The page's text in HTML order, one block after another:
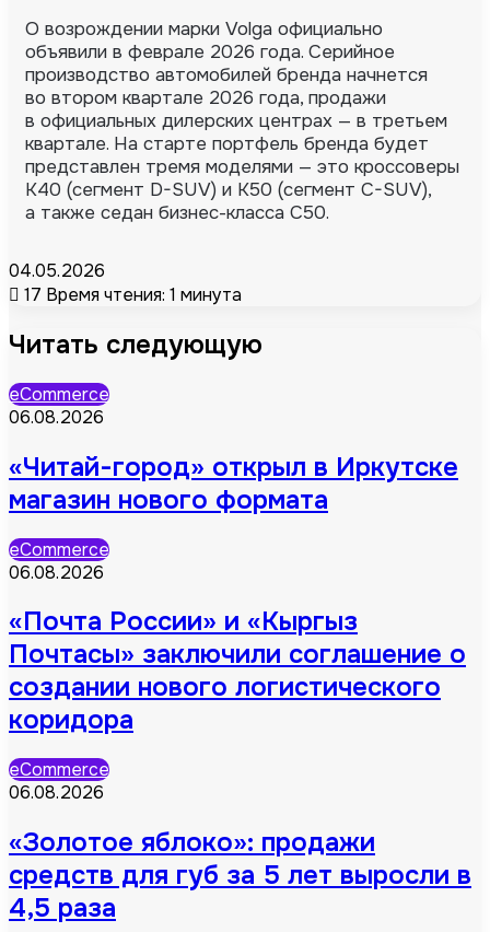
О возрождении марки Volga официально
объявили в феврале 2026 года. Серийное
производство автомобилей бренда начнется
во втором квартале 2026 года, продажи
в официальных дилерских центрах — в третьем
квартале. На старте портфель бренда будет
представлен тремя моделями — это кроссоверы
K40 (сегмент D-SUV) и K50 (сегмент C-SUV),
а также седан бизнес-класса C50.
04.05.2026
17 Время чтения: 1 минута
Читать следующую
eCommerce
06.08.2026
«Читай-город» открыл в Иркутске
магазин нового формата
eCommerce
06.08.2026
«Почта России» и «Кыргыз
Почтасы» заключили соглашение о
создании нового логистического
коридора
eCommerce
06.08.2026
«Золотое яблоко»: продажи
средств для губ за 5 лет выросли в
4,5 раза